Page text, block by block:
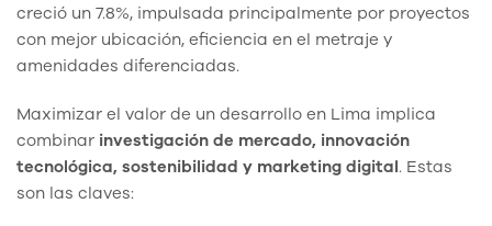
creció un 7.8%, impulsada principalmente por proyectos
con mejor ubicación, eficiencia en el metraje y
amenidades diferenciadas.
Maximizar el valor de un desarrollo en Lima implica
combinar investigación de mercado, innovación
tecnológica, sostenibilidad y marketing digital. Estas
son las claves: